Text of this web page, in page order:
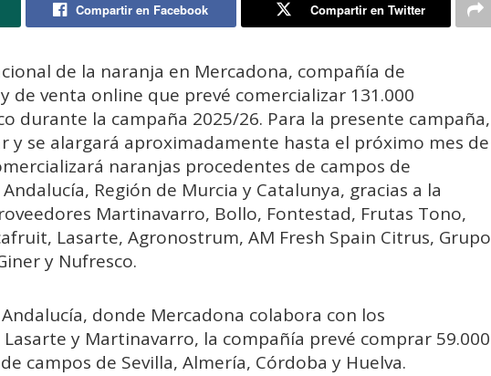
Compartir en Facebook Compartir en Twitter
de la naranja en Mercadona, compañía de
de venta online que prevé comercializar 131.000
durante la campaña 2025/26. Para la presente campaña,
y se alargará aproximadamente hasta el próximo mes de
naranjas procedentes de campos de
Región de Murcia y Catalunya, gracias a la
Martinavarro, Bollo, Fontestad, Frutas Tono,
Lasarte, Agronostrum, AM Fresh Spain Citrus, Grupo
y Nufresco.
donde Mercadona colabora con los
y Martinavarro, la compañía prevé comprar 59.000
campos de Sevilla, Almería, Córdoba y Huelva.